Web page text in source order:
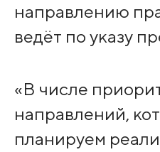
направлению
ведёт по указу
«В числе
направлений,
планируем